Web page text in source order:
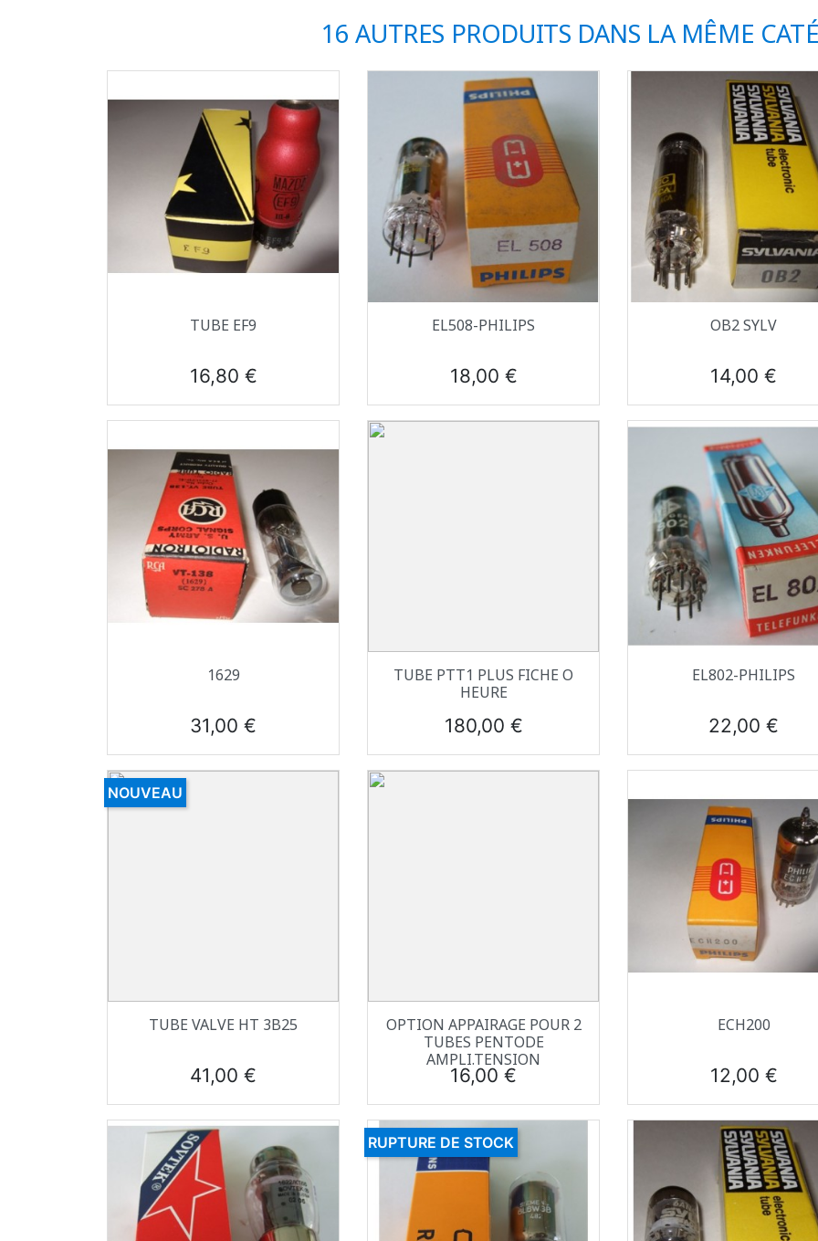
16 AUTRES PRODUITS DANS LA MÊME
Aperçu rapide
TUBE EF9
Prix
16,80 €
 Aperçu rapide
EL508-PHILIPS
Prix
18,00 €
Aperçu rapide
OB2 SYLV
Prix
14,00 €
Aperçu rapide
1629
Prix
31,00 €
Aperçu rapide
TUBE PTT1 PLUS FICHE O
HEURE
Prix
180,00 €
 Aperçu rapide
EL802-PHILIPS
Prix
22,00 €
Aperçu rapide
TUBE VALVE HT 3B25
Prix
41,00 €
NOUVEAU
 Aperçu rapide
OPTION APPAIRAGE POUR 2
TUBES PENTODE
AMPLI.TENSION
Prix
16,00 €
Aperçu rapide
ECH200
Prix
12,00 €
RUPTURE DE STOCK